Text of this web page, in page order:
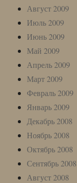
Август 2009
Июль 2009
Июнь 2009
Май 2009
Апрель 2009
Март 2009
Февраль 2009
Январь 2009
Декабрь 2008
Ноябрь 2008
Октябрь 2008
Сентябрь 2008
Август 2008